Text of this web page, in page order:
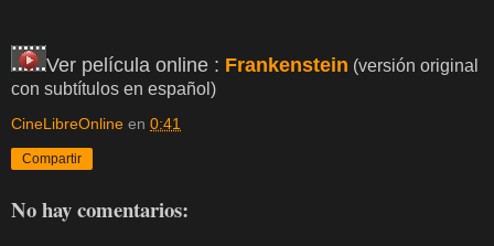
Ver película online : Frankenstein (versión original
con subtítulos en español)
CineLibreOnline en 0:41
Compartir
No hay comentarios: